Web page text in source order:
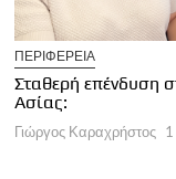
ΠΕΡΙΦΕΡΕΙΑ
Σταθερή επένδυση
Ασίας:
Γιώργος Καραχρήστος